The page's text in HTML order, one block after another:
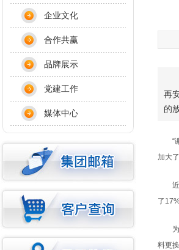
再
的
“谢
加大
近期
了
为化
料更
企业文化
合作共赢
品牌展示
党建工作
媒体中心